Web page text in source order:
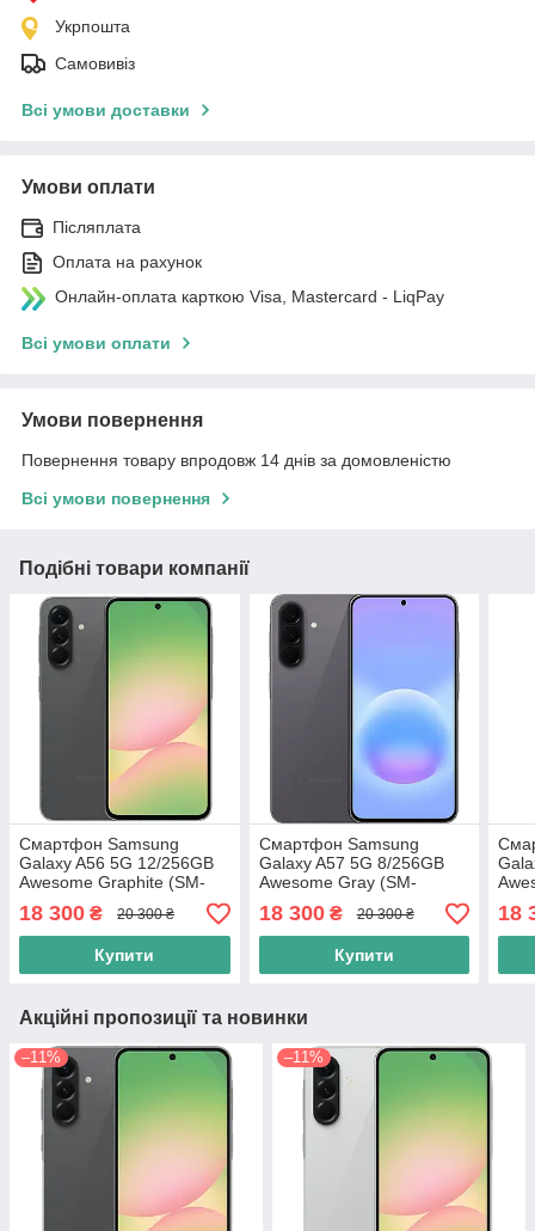
Укрпошта
Самовивіз
Всі умови доставки
Умови оплати
Післяплата
Оплата на рахунок
Онлайн-оплата карткою Visa, Mastercard - LiqPay
Всі умови оплати
Умови повернення
Повернення товару впродовж 14 днів за домовленістю
Всі умови повернення
Подібні товари компанії
Смартфон Samsung
Galaxy A56 5G 12/256GB
Awesome Graphite (SM-
A566BZKY) EU
18 300 ₴ 20 300 ₴
Купити
Смартфон Samsung
Galaxy A57 5G 8/256GB
Awesome Gray (SM-
A576BZAD) EU
18 300₴ 20 300 ₴
Купити
18
Акційні пропозиції та новинки
–11% –11%